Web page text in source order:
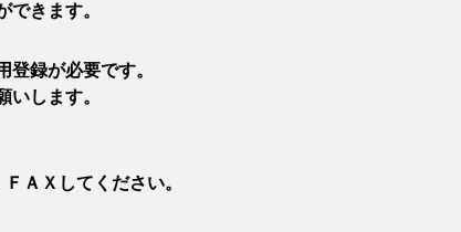
きます。
録が必要です。
いします。
ＡＸしてください。